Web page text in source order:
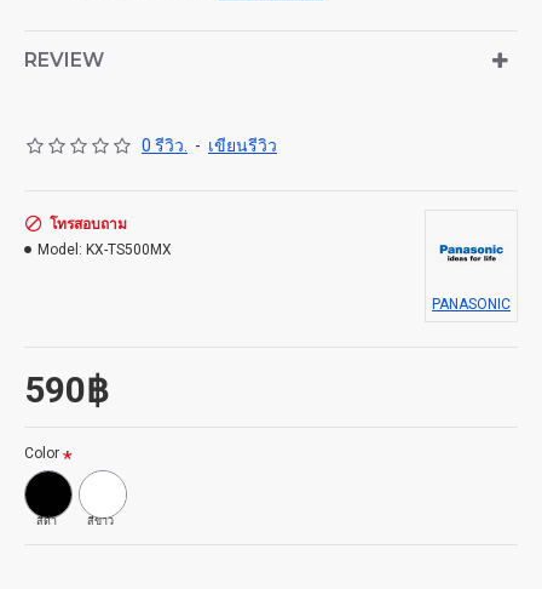
เลือกใช้งานได้ระบบพัลส์และโทน
ปุ่ม Redial โทรทวนซ้ำหมายเลขโทรออกล่าสุดได้ง่าย
ปุ่ม Flash สำหรับรับสายเรียกซ้อนหรือโอนสายกรณี
ใช้งานได้ทั้งระบบพัลส์และโทน
ประหยัดพื้นที่การใช้งาน สามารถติดตั้งบนผนังได้
REVIEW
0 รีวิว. - เขียนรีวิว
590฿
โทรสอบถาม
Model: KX-TS500MX
PANASONIC
Color
สีดำ สีขาว